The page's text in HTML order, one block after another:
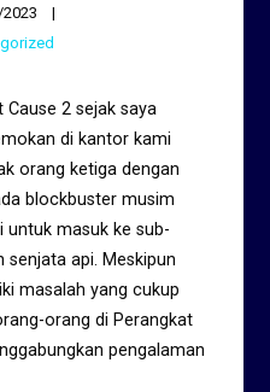
2 sejak saya
di kantor kami
orang ketiga dengan
blockbuster musim
untuk masuk ke sub-
senjata api. Meskipun
masalah yang cukup
orang di Perangkat
pengalaman